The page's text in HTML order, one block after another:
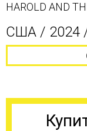
HAROLD AND
США / 2024